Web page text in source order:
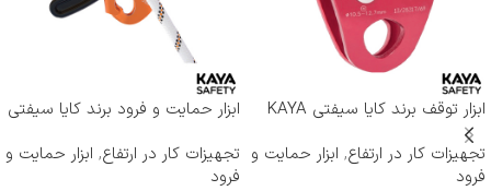
ابزار توقف برند کایا سیفتی KAYA
SAFETY مدل RP-500 ROCKER
تجهیزات کار در ارتفاع, ابزار حمایت و
فرود
ابزار حمایت و فرود برند کایا سیفتی
تجهیزات کار در ارتفاع, ابزار حمایت و
فرود